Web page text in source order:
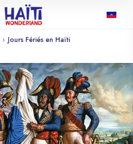
› Jours Fériés en Haïti